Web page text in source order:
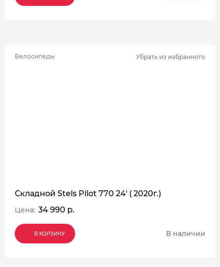
Велосипеды Убрать из избранного
Складной Stels Pilot 770 24' ( 2020г.)
Цена: 34 990 р.
В КОРЗИНУ
В КОРЗИНУ
В КОРЗИНУ В наличии